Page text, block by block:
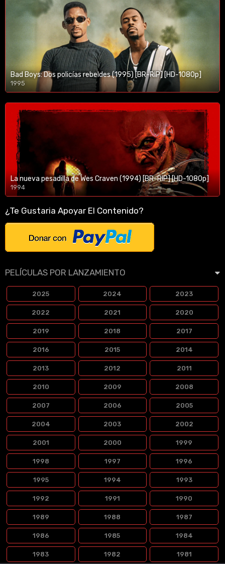
Bad Boys: Dos policías rebeldes (1995) [BR-RIP] [HD-1080p]
1995
1080p/720p
La nueva pesadilla de Wes Craven (1994) [BR-RIP] [HD-1080p]
1994
1080p/720p
¿Te Gustaria Apoyar El Contenido?
PELÍCULAS POR LANZAMIENTO
2025 2024 2023
2022 2021 2020
2019 2018 2017
2016 2015 2014
2013 2012 2011
2010 2009 2008
2007 2006 2005
2004 2003 2002
2001 2000 1999
1998 1997 1996
1995 1994 1993
1992 1991 1990
1989 1988 1987
1986 1985 1984
1983 1982 1981